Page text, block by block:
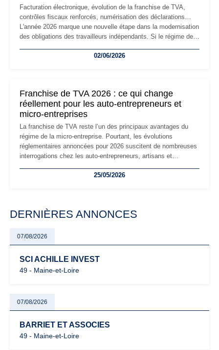
Facturation électronique, évolution de la franchise de TVA,
contrôles fiscaux renforcés, numérisation des déclarations…
L'année 2026 marque une nouvelle étape dans la modernisation
des obligations des travailleurs indépendants. Si le régime de
les auto-entrepreneurs devront s'adapter à un environnement
02/06/2026
Franchise de TVA 2026 : ce qui change
réellement pour les auto-entrepreneurs et
micro-entreprises
La franchise de TVA reste l’un des principaux avantages du
régime de la micro-entreprise. Pourtant, les évolutions
réglementaires annoncées pour 2026 suscitent de nombreuses
interrogations chez les auto-entrepreneurs, artisans et
facturation ou risque de bascule vers la TVA : les règles
25/05/2026
DERNIÈRES ANNONCES
07/08/2026
SCI ACHILLE INVEST
49 - Maine-et-Loire
07/08/2026
BARRIET ET ASSOCIES
49 - Maine-et-Loire